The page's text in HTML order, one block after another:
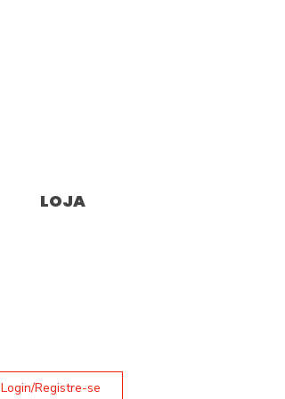
LOJA
Login/Registre-se